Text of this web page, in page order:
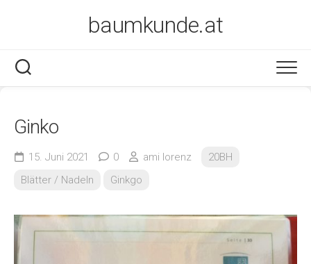
baumkunde.at
Ginko
15. Juni 2021 0 ami lorenz
20BH
Blätter / Nadeln
Ginkgo